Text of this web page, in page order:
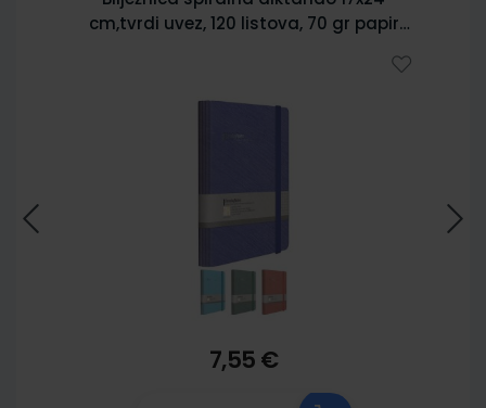
cm,tvrdi uvez, 120 listova, 70 gr papir
7,55 €